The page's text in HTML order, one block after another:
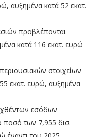
αυξημένα κατά 52 εκατ.
προβλέπονται
κατά 116 εκατ. ευρώ
στοιχείων
εκατ. ευρώ, αυξημένα
εσόδων
ποσό των 7,955 δισ.